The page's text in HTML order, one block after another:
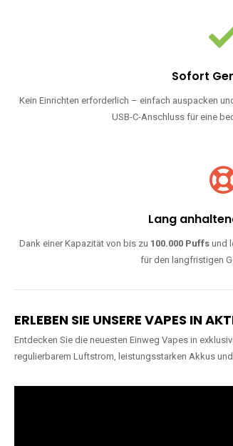
Sofort
Kein Einrichten erforderlich – einfach auspacken
USB-C-Anschluss für eine
Lang
Dank einer Kapazität von bis zu 100.000 Puffs und
für den langfristigen
ERLEBEN SIE UNSERE VAPES IN
Entdecken Sie die neuesten Einweg Vapes in
regulierbarem Luftstrom, leistungsstarken Akkus